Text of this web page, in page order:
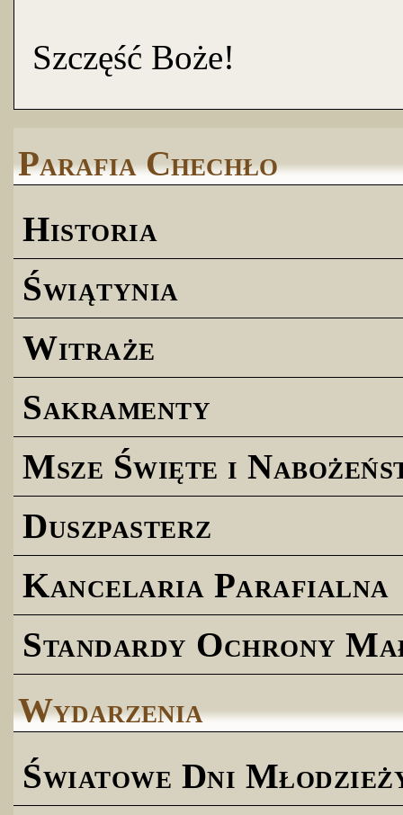
Parafia Chechło
Historia
Świątynia
Witraże
Sakramenty
Msze Święte i
Duszpasterz
Kancelaria Parafialna
Standardy Ochrony
Wydarzenia
Światowe Dni
Szczęść Boże!